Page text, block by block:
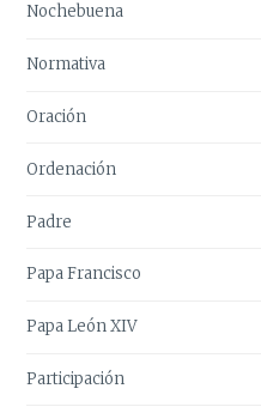
Nochebuena
Normativa
Oración
Ordenación
Padre
Papa Francisco
Papa León XIV
Participación